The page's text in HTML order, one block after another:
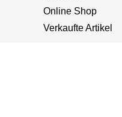
Online Shop
Verkaufte Artikel